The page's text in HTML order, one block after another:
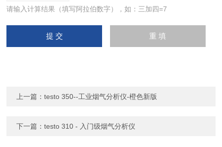
请输入计算结果（填写阿拉伯数字），如：三加四=7
上一篇：testo 350--工业烟气分析仪-橙色新版
下一篇：testo 310 - 入门级烟气分析仪